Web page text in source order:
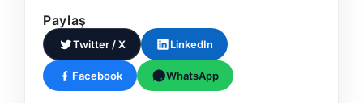
Paylaş
Twitter / X LinkedIn
Facebook WhatsApp